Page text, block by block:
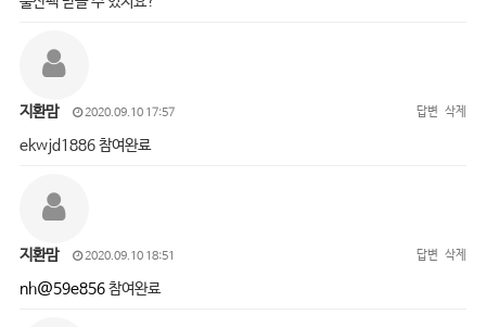
지환맘 2020.09.10 17:57 답변 삭제
ekwjd1886 참여완료
지환맘 2020.09.10 18:51 답변 삭제
nh@59e856참여완료